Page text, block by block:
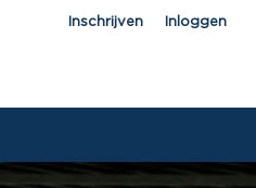
Inschrijven Inloggen